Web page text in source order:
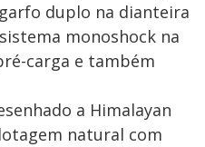
duplo na dianteira
monoshock na
carga e também
a Himalayan
natural com